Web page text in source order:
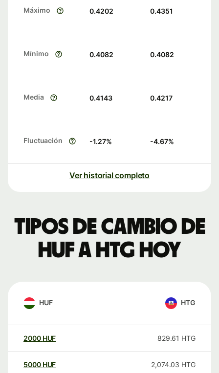
Máximo 0.4202 0.4351
Mínimo 0.4082 0.4082
Media 0.4143 0.4217
Fluctuación -1.27% -4.67%
Ver historial completo
Tipos de cambio de
HUF a HTG hoy
HUF HTG
2000 HUF 829.61 HTG
5000 HUF 2,074.03 HTG